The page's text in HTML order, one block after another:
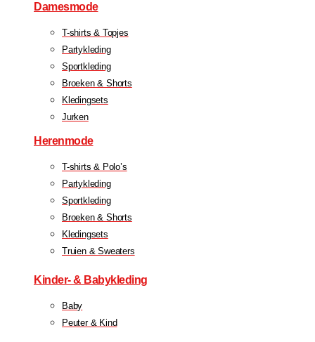
Damesmode
T-shirts & Topjes
Partykleding
Sportkleding
Broeken & Shorts
Kledingsets
Jurken
Herenmode
T-shirts & Polo’s
Partykleding
Sportkleding
Broeken & Shorts
Kledingsets
Truien & Sweaters
Kinder- & Babykleding
Baby
Peuter & Kind